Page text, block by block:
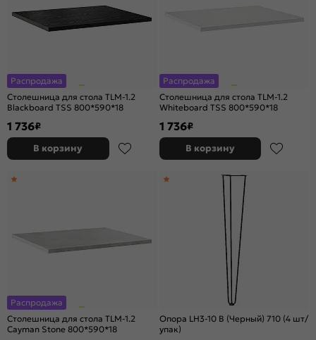
Распродажа
Столешница для стола TLM-1.2
Blackboard TSS 800*590*18
1 736₽
В корзину
Распродажа
Столешница для стола TLM-1.2
Whiteboard TSS 800*590*18
1 736₽
В корзину
Распродажа
Столешница для стола TLM-1.2
Cayman Stone 800*590*18
Опора LH3-10 B (Черный) 710 (4 шт/
упак)